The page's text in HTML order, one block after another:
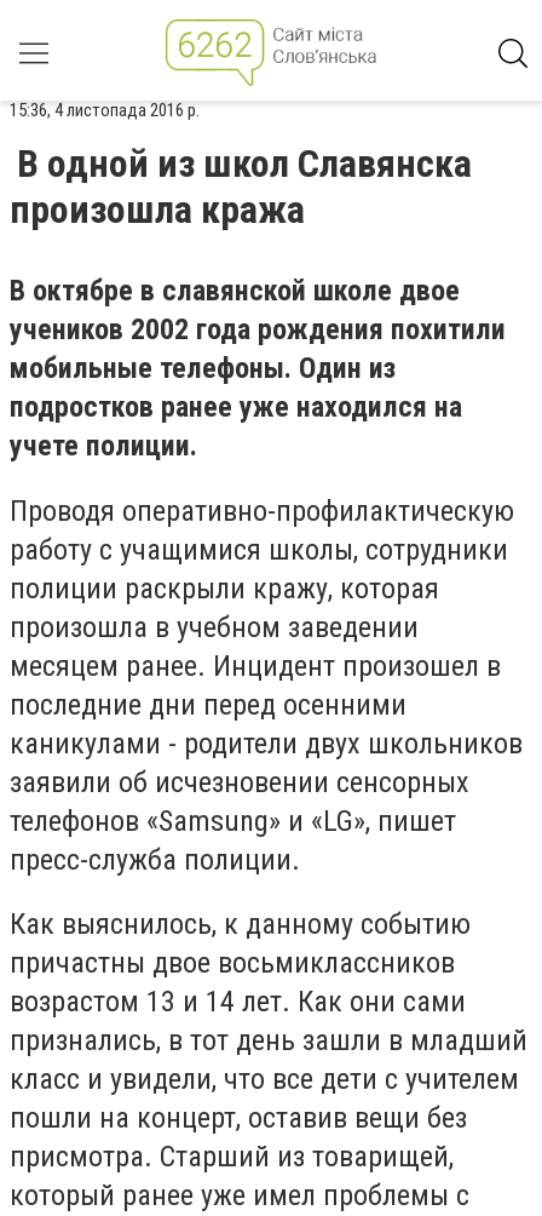
15:36, 4 листопада 2016 р.
В одной из школ Славянска
произошла кража
В октябре в славянской школе двое
учеников 2002 года рождения похитили
мобильные телефоны. Один из
подростков ранее уже находился на
учете полиции.
Проводя оперативно-профилактическую
работу с учащимися школы, сотрудники
полиции раскрыли кражу, которая
произошла в учебном заведении
месяцем ранее. Инцидент произошел в
последние дни перед осенними
каникулами - родители двух школьников
заявили об исчезновении сенсорных
телефонов «Samsung» и «LG», пишет
пресс-служба полиции.
Как выяснилось, к данному событию
причастны двое восьмиклассников
возрастом 13 и 14 лет. Как они сами
признались, в тот день зашли в младший
класс и увидели, что все дети с учителем
пошли на концерт, оставив вещи без
присмотра. Старший из товарищей,
который ранее уже имел проблемы с